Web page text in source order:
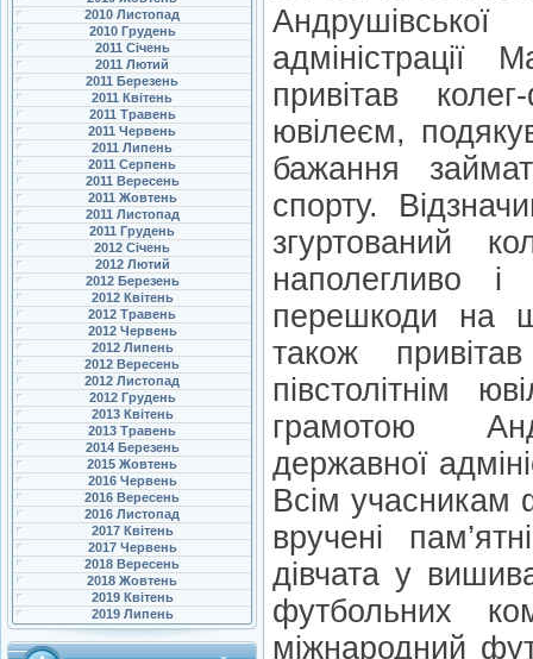
2010 Листопад
2010 Грудень
2011 Січень
2011 Лютий
2011 Березень
2011 Квітень
2011 Травень
2011 Червень
2011 Липень
2011 Серпень
2011 Вересень
2011 Жовтень
2011 Листопад
2011 Грудень
2012 Січень
2012 Лютий
2012 Березень
2012 Квітень
2012 Травень
2012 Червень
2012 Липень
2012 Вересень
2012 Листопад
2012 Грудень
2013 Квітень
2013 Травень
2014 Березень
2015 Жовтень
2016 Червень
2016 Вересень
2016 Листопад
2017 Квітень
2017 Червень
2018 Вересень
2018 Жовтень
2019 Квітень
2019 Липень
привітав
ювілеєм,
бажання
спорту.
згуртований
наполегливо
перешкоди на
також
півстолітнім
грамотою
державної
Всім учасникам
вручені
дівчата у
футбольних
міжнародний